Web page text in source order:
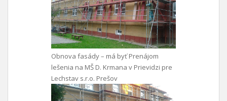
Obnova fasády – má byť Prenájom
lešenia na MŠ D. Krmana v Prievidzi pre
Lechstav s.r.o. Prešov